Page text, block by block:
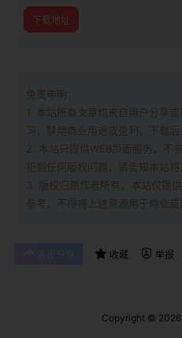
下载地址
收藏 举报
Copyright © 2026